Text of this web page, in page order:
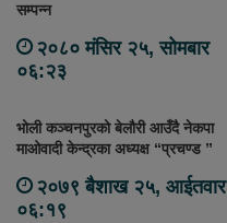
सम्पन्न
२०८० मंसिर २५, सोमबार
०६:२३
भोली कञ्चनपुरको बेलौरी आउँदै नेकपा
माओवादी केन्द्रका अध्यक्ष “प्रचण्ड ”
२०७९ बैशाख २५, आईतवार
०६:१९